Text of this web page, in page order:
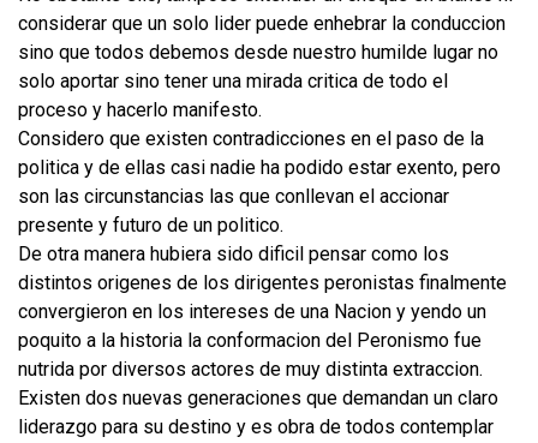
considerar que un solo lider puede enhebrar la conduccion
sino que todos debemos desde nuestro humilde lugar no
solo aportar sino tener una mirada critica de todo el
proceso y hacerlo manifesto.
Considero que existen contradicciones en el paso de la
politica y de ellas casi nadie ha podido estar exento, pero
son las circunstancias las que conllevan el accionar
presente y futuro de un politico.
De otra manera hubiera sido dificil pensar como los
distintos origenes de los dirigentes peronistas finalmente
convergieron en los intereses de una Nacion y yendo un
poquito a la historia la conformacion del Peronismo fue
nutrida por diversos actores de muy distinta extraccion.
Existen dos nuevas generaciones que demandan un claro
liderazgo para su destino y es obra de todos contemplar